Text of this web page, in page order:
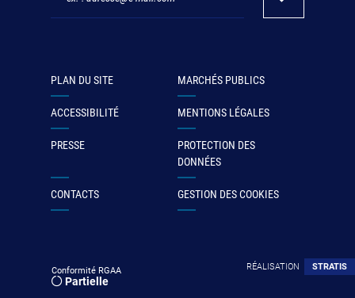
PLAN DU SITE MARCHÉS PUBLICS
ACCESSIBILITÉ MENTIONS LÉGALES
PRESSE
PROTECTION DES
DONNÉES
CONTACTS GESTION DES COOKIES
Conformité RGAA
Partielle
RÉALISATION STRATIS